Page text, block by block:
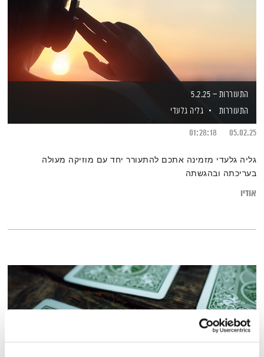
התעוררות – 5.2.25
התעוררות
גליה גלעדי
05.02.25
01:28:18
גליה גלעדי מזמינה אתכם להתעורר יחד עם מוזיקה מעולה
בעריכתה ובהגשתה
אודיו